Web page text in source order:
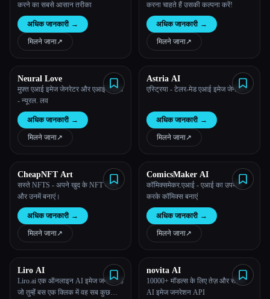
करने का सबसे आसान तरीका
अधिक जानकारी →
मिलने जाना↗︎
करना चाहते हैं उसकी कल्पना करें!
अधिक जानकारी →
मिलने जाना↗︎
Neural Love
मुफ़्त एआई इमेज जेनरेटर और एआई एन्हांस
- न्यूरल. लव
अधिक जानकारी →
मिलने जाना↗︎
Astria AI
एस्ट्रिया - टेलर-मेड एआई इमेज जेनरेशन
अधिक जानकारी →
मिलने जाना↗︎
CheapNFT Art
सस्ते NFTS - अपने खुद के NFT बनाएं
और उनमें बनाएं।
अधिक जानकारी →
मिलने जाना↗︎
ComicsMaker AI
कॉमिक्समेकर.एआई - एआई का उपयोग
करके कॉमिक्स बनाएं
अधिक जानकारी →
मिलने जाना↗︎
Liro AI
Liro.ai एक ऑनलाइन AI इमेज जनरेटर है
जो तुम्हेंं बस एक क्लिक में वह सब कुछ
novita AI
10000+ मॉडल्स के लिए तेज़ और सस्ता
AI इमेज जनरेशन API